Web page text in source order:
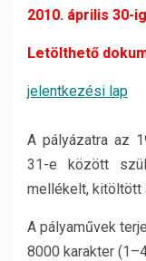
2010. április 30-ig
Letölthető
jelentkezési lap
A pályázatra az
31-e között
mellékelt, kitöltött
A pályaművek
8000 karakter